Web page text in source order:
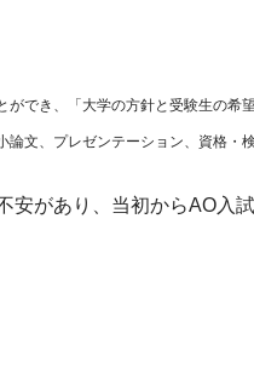
でき、「大学の方針と受験生の希
文、プレゼンテーション、資格・
があり、当初からAO入